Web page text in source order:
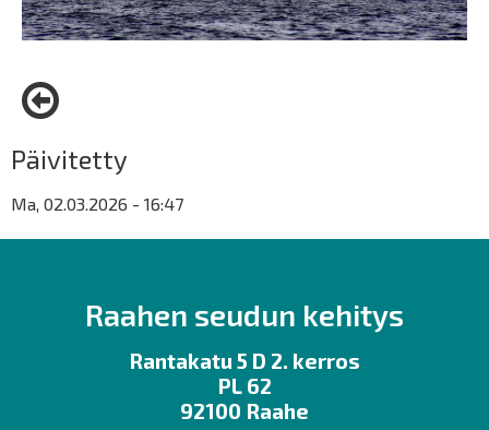
Päivitetty
Ma, 02.03.2026 - 16:47
Raahen seudun kehitys
Rantakatu 5 D 2. kerros
PL 62
92100 Raahe